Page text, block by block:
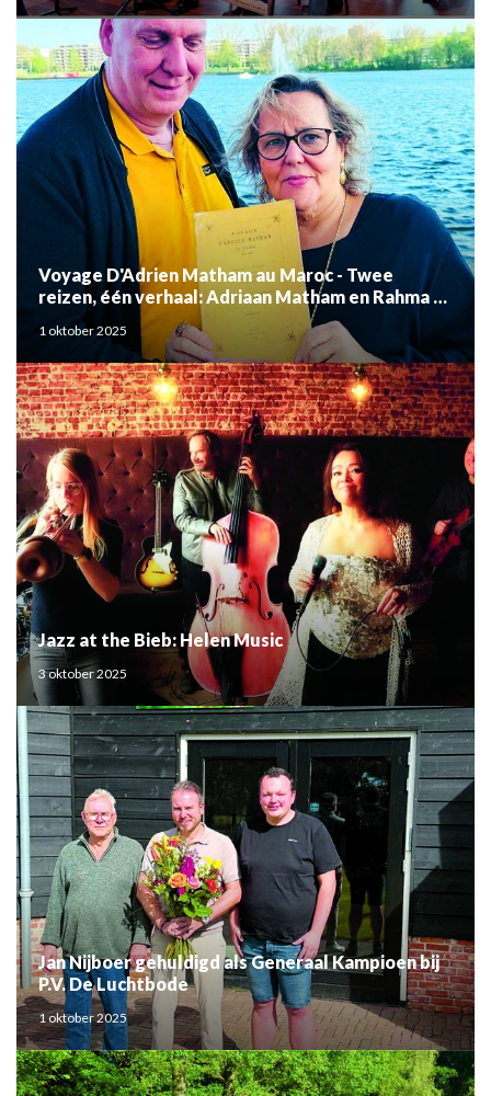
Voyage D'Adrien Matham au Maroc - Twee
reizen, één verhaal: Adriaan Matham en Rahma el
Mouden
1 oktober 2025
Jazz at the Bieb: Helen Music
3 oktober 2025
Jan Nijboer gehuldigd als Generaal Kampioen bij
P.V. De Luchtbode
1 oktober 2025